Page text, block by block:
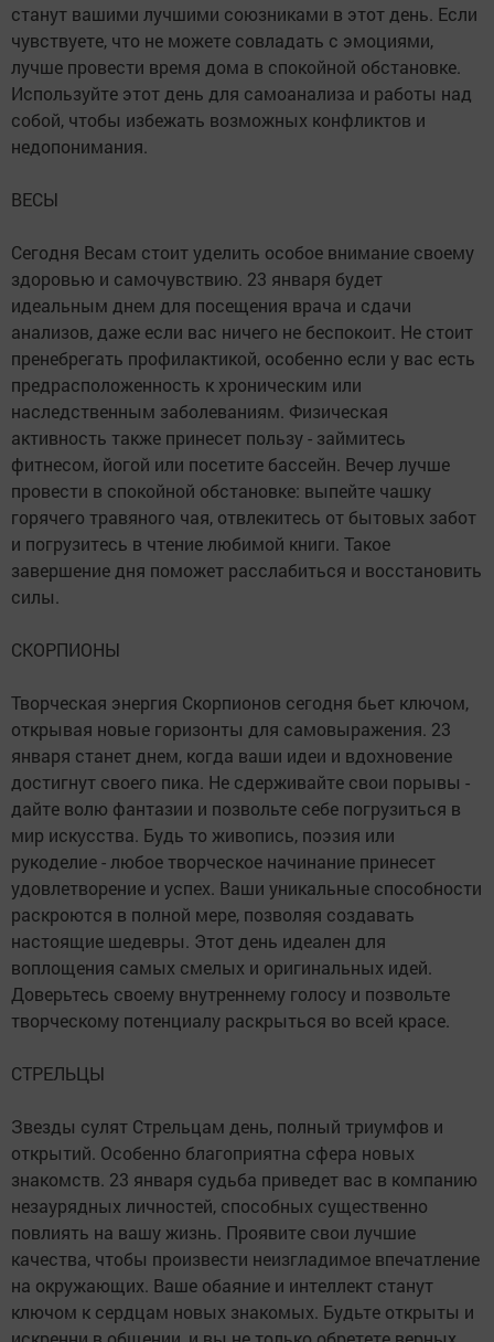
станут вашими лучшими союзниками в этот день. Если
чувствуете, что не можете совладать с эмоциями,
лучше провести время дома в спокойной обстановке.
Используйте этот день для самоанализа и работы над
собой, чтобы избежать возможных конфликтов и
недопонимания.
ВЕСЫ
Сегодня Весам стоит уделить особое внимание своему
здоровью и самочувствию. 23 января будет
идеальным днем для посещения врача и сдачи
анализов, даже если вас ничего не беспокоит. Не стоит
пренебрегать профилактикой, особенно если у вас есть
предрасположенность к хроническим или
наследственным заболеваниям. Физическая
активность также принесет пользу - займитесь
фитнесом, йогой или посетите бассейн. Вечер лучше
провести в спокойной обстановке: выпейте чашку
горячего травяного чая, отвлекитесь от бытовых забот
и погрузитесь в чтение любимой книги. Такое
завершение дня поможет расслабиться и восстановить
силы.
СКОРПИОНЫ
Творческая энергия Скорпионов сегодня бьет ключом,
открывая новые горизонты для самовыражения. 23
января станет днем, когда ваши идеи и вдохновение
достигнут своего пика. Не сдерживайте свои порывы -
дайте волю фантазии и позвольте себе погрузиться в
мир искусства. Будь то живопись, поэзия или
рукоделие - любое творческое начинание принесет
удовлетворение и успех. Ваши уникальные способности
раскроются в полной мере, позволяя создавать
настоящие шедевры. Этот день идеален для
воплощения самых смелых и оригинальных идей.
Доверьтесь своему внутреннему голосу и позвольте
творческому потенциалу раскрыться во всей красе.
СТРЕЛЬЦЫ
Звезды сулят Стрельцам день, полный триумфов и
открытий. Особенно благоприятна сфера новых
знакомств. 23 января судьба приведет вас в компанию
незаурядных личностей, способных существенно
повлиять на вашу жизнь. Проявите свои лучшие
качества, чтобы произвести неизгладимое впечатление
на окружающих. Ваше обаяние и интеллект станут
ключом к сердцам новых знакомых. Будьте открыты и